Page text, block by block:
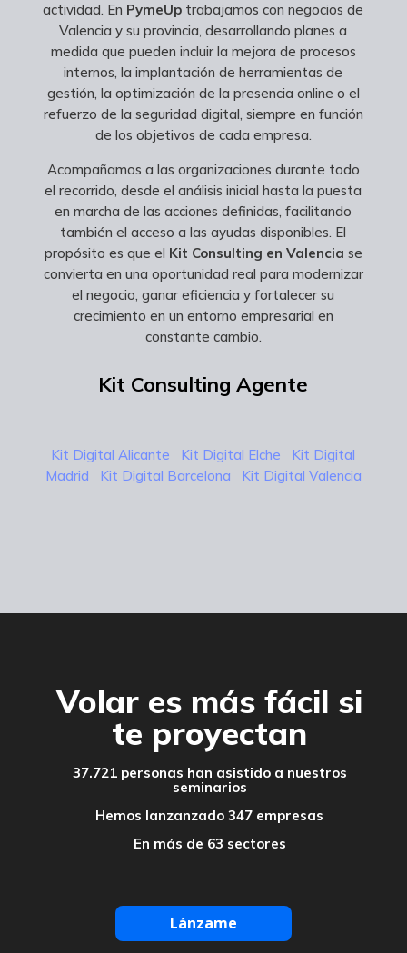
actividad. En PymeUp trabajamos con negocios de
Valencia y su provincia, desarrollando planes a
medida que pueden incluir la mejora de procesos
internos, la implantación de herramientas de
gestión, la optimización de la presencia online o el
refuerzo de la seguridad digital, siempre en función
de los objetivos de cada empresa.
Acompañamos a las organizaciones durante todo
el recorrido, desde el análisis inicial hasta la puesta
en marcha de las acciones definidas, facilitando
también el acceso a las ayudas disponibles. El
propósito es que el Kit Consulting en Valencia se
convierta en una oportunidad real para modernizar
el negocio, ganar eficiencia y fortalecer su
crecimiento en un entorno empresarial en
constante cambio.
Kit Consulting Agente
Kit Digital Alicante Kit Digital Elche
Kit Digital
Madrid
Kit Digital Barcelona Kit Digital Valencia
Volar es más fácil si
te proyectan
37.721 personas han asistido a nuestros
seminarios
Hemos lanzanzado 347 empresas
En más de 63 sectores
Lánzame